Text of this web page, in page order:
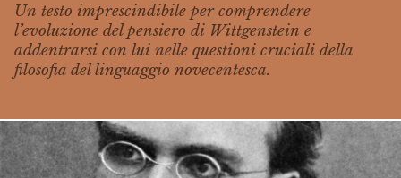
Un testo imprescindibile per comprendere
l’evoluzione del pensiero di Wittgenstein e
addentrarsi con lui nelle questioni cruciali della
filosofia del linguaggio novecentesca.